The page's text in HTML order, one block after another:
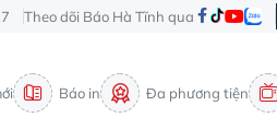
Theo dõi Báo Hà Tĩnh qua
Báo in Đa phương tiện